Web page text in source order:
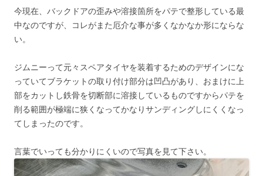
今現在、バックドアの歪みや溶接箇所をパテで整形している最
中なのですが、コレがまた厄介な事が多くなかなか形にならな
い。
ジムニーって元々スペアタイヤを装着するためのデザインにな
っていてブラケットの取り付け部分は凹凸があり、おまけに上
部をカットし鉄骨を切断部に溶接しているものですからパテを
削る範囲が極端に狭くなってかなりサンディングしにくくなっ
てしまったのです。
言葉でいっても分かりにくいので写真を見て下さい。